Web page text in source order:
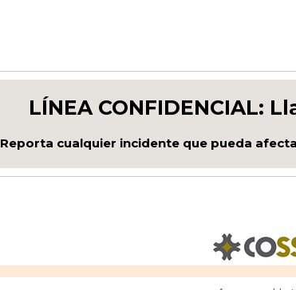
LÍNEA CONFIDENCIAL:
Reporta cualquier incidente que pueda